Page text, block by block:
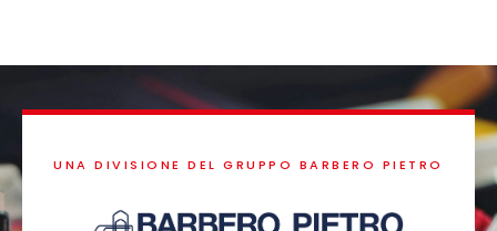
UNA DIVISIONE DEL GRUPPO BARBERO PIETRO